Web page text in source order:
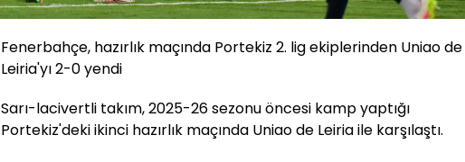
Fenerbahçe, hazırlık maçında Portekiz 2. lig ekiplerinden Uniao de
Leiria'yı 2-0 yendi
Sarı-lacivertli takım, 2025-26 sezonu öncesi kamp yaptığı
Portekiz'deki ikinci hazırlık maçında Uniao de Leiria ile karşılaştı.